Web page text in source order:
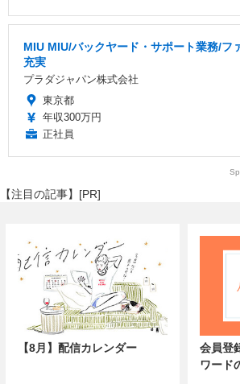
MIU MIU/バックヤード・サポート業務/フ
充実
プラダジャパン株式会社
東京都
年収300万円
正社員
【注目の記事】[PR]
【8月】配信カレンダー
会員登
ワード